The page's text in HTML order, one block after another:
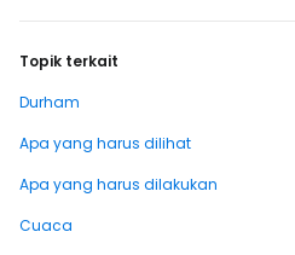
Topik terkait
Durham
Apa yang harus dilihat
Apa yang harus dilakukan
Cuaca